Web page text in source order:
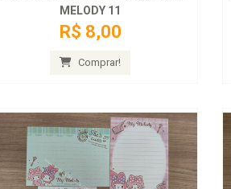
MELODY 11
R$ 8,00
Comprar!